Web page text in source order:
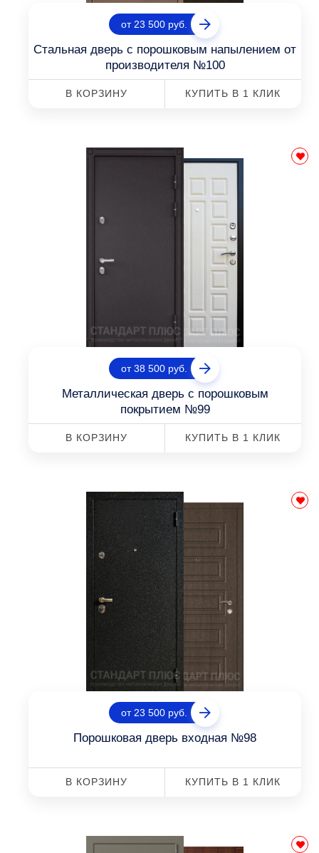
от 23 500 руб.
Стальная дверь с порошковым напылением от
производителя №100
В КОРЗИНУ КУПИТЬ В 1 КЛИК
от 38 500 руб.
Металлическая дверь с порошковым
покрытием №99
В КОРЗИНУ КУПИТЬ В 1 КЛИК
от 23 500 руб.
Порошковая дверь входная №98
В КОРЗИНУ КУПИТЬ В 1 КЛИК